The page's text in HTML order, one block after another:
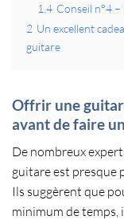
1.4 Conseil n°4 –
2 Un excellent
guitare
Offrir une
avant de faire
De nombreux
guitareest presque
Ils suggèrent que
minimum de temps,